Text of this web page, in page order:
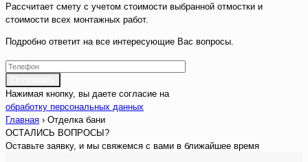
Рассчитает смету с учетом стоимости выбранной отмостки и
стоимости всех монтажных работ.
Подробно ответит на все интересующие Вас вопросы.
Нажимая кнопку, вы даете согласие на
обработку персональных данных
Главная › Отделка бани
ОСТАЛИСЬ ВОПРОСЫ?
Оставьте заявку, и мы свяжемся с вами в ближайшее время